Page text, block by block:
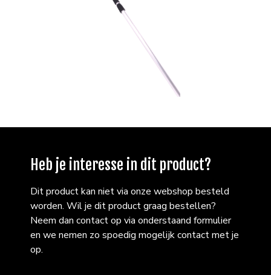
Heb je interesse in dit product?
Dit product kan niet via onze webshop besteld
worden. Wil je dit product graag bestellen?
Neem dan contact op via onderstaand formulier
en we nemen zo spoedig mogelijk contact met je
op.